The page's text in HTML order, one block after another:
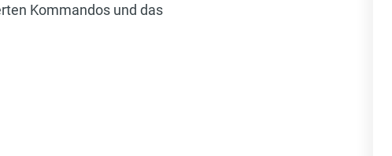
Kommandos und das